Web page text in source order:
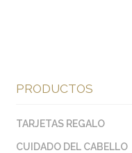
PRODUCTOS
TARJETAS REGALO
CUIDADO DEL CABELLO